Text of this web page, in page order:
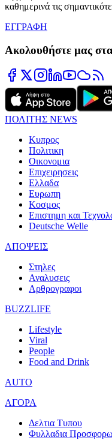
καθημερινά τις
ΕΓΓΡΑΦΗ
Ακολουθήστε μας
ΠΟΛΙΤΗΣ NEWS
Κυπρος
Πολιτικη
Οικονομια
Επιχειρησεις
Ελλαδα
Ευρωπη
Κοσμος
Επιστημη και
Deutsche Welle
ΑΠΟΨΕΙΣ
Στηλες
Αναλυσεις
Αρθρογραφοι
BUZZLIFE
Lifestyle
Viral
People
Food and Drink
AUTO
ΑΓΟΡΑ
Δελτια Τυπου
Φυλλαδια